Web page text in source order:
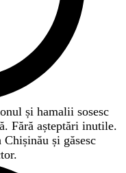
și hamalii sosesc
Fără așteptări inutile.
și găsesc